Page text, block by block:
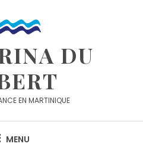
DU
EN MARTINIQUE
MENU